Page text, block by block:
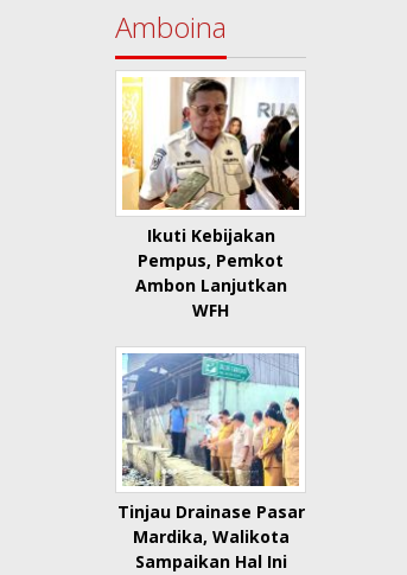
Amboina
Ikuti Kebijakan
Pempus, Pemkot
Ambon Lanjutkan
WFH
Tinjau Drainase Pasar
Mardika, Walikota
Sampaikan Hal Ini